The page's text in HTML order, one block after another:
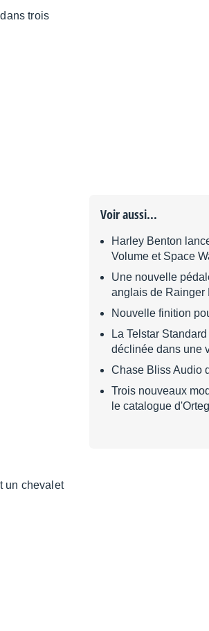
trois
un cheva­let
Voir aussi...
Harley Benton
Volume et Space
Une nouvelle
anglais de Rainger
Nouvelle finition
La Telstar
déclinée dans une
Chase Bliss Audio
Trois nouveaux
le catalogue